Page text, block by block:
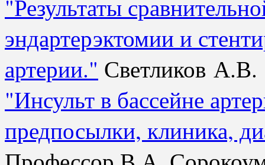
"Результаты
эндартерэктомии и
артерии." Светликов А.В.
"Инсульт в бассейне
предпосылки, клиника,